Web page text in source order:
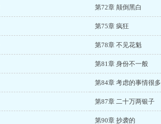
第72章 颠倒黑白
第75章 疯狂
第78章 不见花魁
第81章 身份不一般
第84章 考虑的事情很多
第87章 二十万两银子
第90章 抄袭的